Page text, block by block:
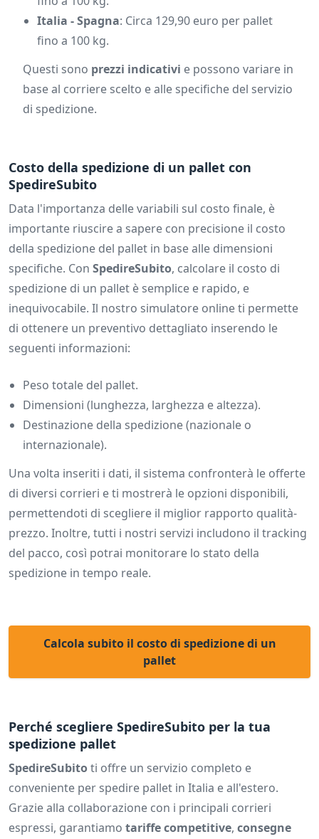
Italia - Spagna: Circa 129,90 euro per pallet
fino a 100 kg.
Questi sono prezzi indicativi e possono variare in
base al corriere scelto e alle specifiche del servizio
di spedizione.
Costo della spedizione di un pallet con
SpedireSubito
Data l'importanza delle variabili sul costo finale, è
importante riuscire a sapere con precisione il costo
della spedizione del pallet in base alle dimensioni
specifiche. Con SpedireSubito, calcolare il costo di
spedizione di un pallet è semplice e rapido, e
inequivocabile. Il nostro simulatore online ti permette
di ottenere un preventivo dettagliato inserendo le
seguenti informazioni:
Peso totale del pallet.
Dimensioni (lunghezza, larghezza e altezza).
Destinazione della spedizione (nazionale o
internazionale).
Una volta inseriti i dati, il sistema confronterà le offerte
di diversi corrieri e ti mostrerà le opzioni disponibili,
permettendoti di scegliere il miglior rapporto qualità-
prezzo. Inoltre, tutti i nostri servizi includono il tracking
del pacco, così potrai monitorare lo stato della
spedizione in tempo reale.
Calcola subito il costo di spedizione di un
pallet
Perché scegliere SpedireSubito per la tua
spedizione pallet
SpedireSubitoti offre un servizio completo e
conveniente per spedire pallet in Italia e all'estero.
Grazie alla collaborazione con i principali corrieri
espressi, garantiamo tariffe competitive, consegne